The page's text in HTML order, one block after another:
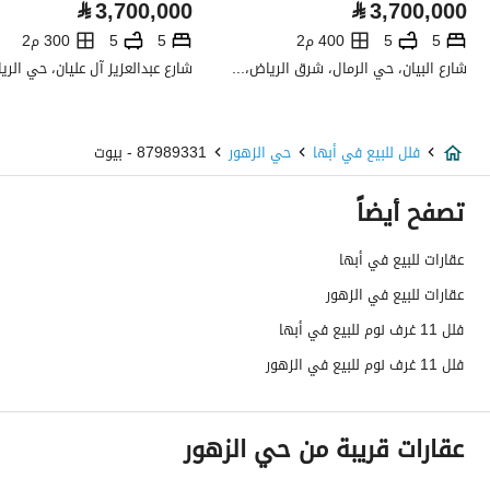
صرف صحي
تفاصيل اضافية
عمر العقار
اربع سنوات
عرض الشارع
رقم المخطط
رقم صك الملكية
واجهة العقار
الضمانات والمدة
-
⃁3,700,000
5
5
400 م2
شارع البيان، حي الرمال، شرق الرياض، الرياض
⃁3,700,000
5
5 300 م2
فلل للبيع في أبها حي الزهور 87989331 - بيوت
تصفح أيضاً
عقارات للبيع في أبها
عقارات للبيع في الزهور
فلل 11 غرف نوم للبيع في أبها
فلل 11 غرف نوم للبيع في الزهور
عقارات قريبة من حي الزهور